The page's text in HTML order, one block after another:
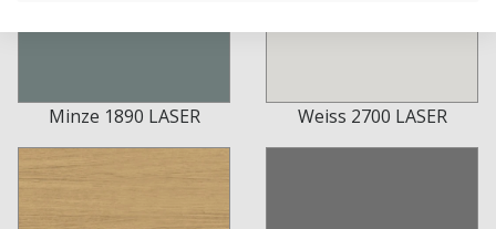
Minze 1890 LASER Weiss 2700 LASER